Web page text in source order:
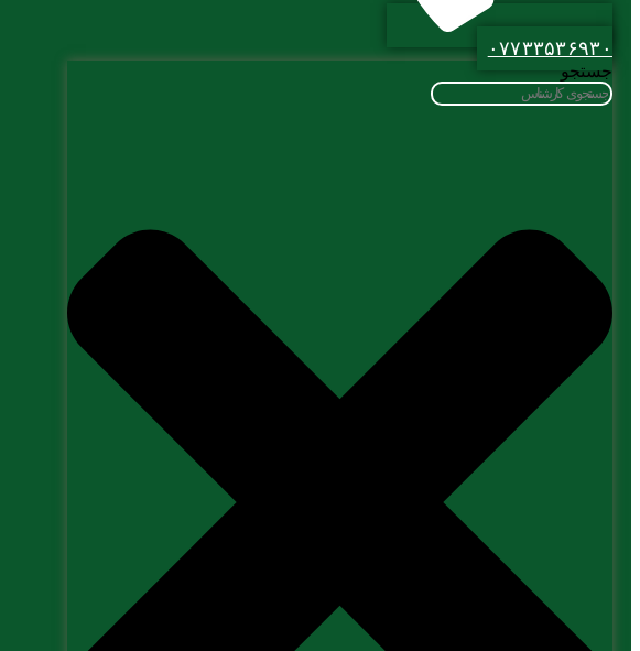
۰۷۷۳۳۵۳۶۹۳۰
جستجو